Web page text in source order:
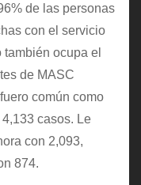
de las personas
con el servicio
ocupa el
de MASC
común como
casos. Le
con 2,093,
874.